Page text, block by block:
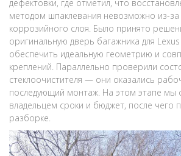
дефектовки, где отметил, что
методом шпаклевания невозможно из-
коррозийного слоя. Было принято
оригинальную дверь багажника для
обеспечить идеальную геометрию и
креплений. Параллельно проверили
стеклоочистителя — они оказались
последующий монтаж. На этом этапе мы
владельцем сроки и бюджет, после чего
разборке.